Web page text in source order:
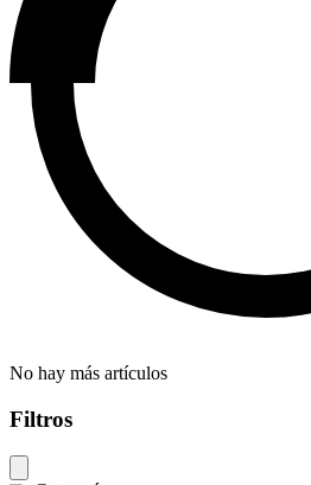
No hay más artículos
Filtros